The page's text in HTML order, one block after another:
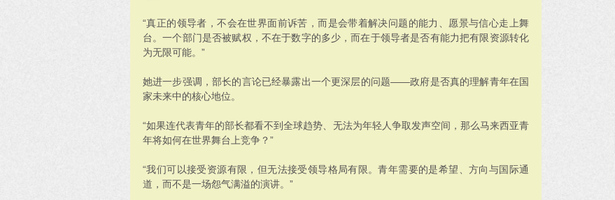
“真正的领导者，不会在世界面前诉苦，而是会带着解决问题的能力、愿景与信心走上舞
台。一个部门是否被赋权，不在于数字的多少，而在于领导者是否有能力把有限资源转化
为无限可能。”
她进一步强调，部长的言论已经暴露出一个更深层的问题——政府是否真的理解青年在国
家未来中的核心地位。
“如果连代表青年的部长都看不到全球趋势、无法为年轻人争取发声空间，那么马来西亚青
年将如何在世界舞台上竞争？”
“我们可以接受资源有限，但无法接受领导格局有限。青年需要的是希望、方向与国际通
道，而不是一场怨气满溢的演讲。”